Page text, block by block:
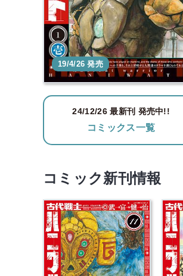
19/4/26 発売
24/12/26 最新刊 発売中!!
コミックス一覧
コミック新刊情報